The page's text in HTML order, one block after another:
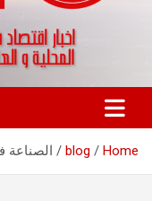
كواليس
اخبار اقتصاد فلسطين و
Home
blog